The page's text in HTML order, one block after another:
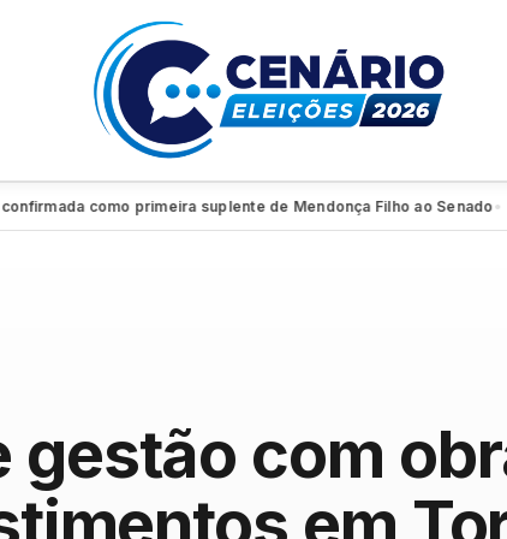
como primeira suplente de Mendonça Filho ao Senado●
gestão com